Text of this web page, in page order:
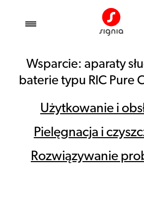
Wsparcie: aparaty
baterie typu RIC Pure
Użytkowanie i
Pielęgnacja i
Rozwiązywanie